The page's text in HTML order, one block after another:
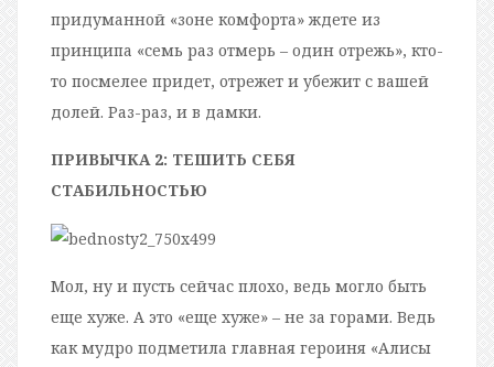
придуманной «зоне комфорта» ждете из
принципа «семь раз отмерь – один отрежь», кто-
то посмелее придет, отрежет и убежит с вашей
долей. Раз-раз, и в дамки.
ПРИВЫЧКА 2: ТЕШИТЬ СЕБЯ
СТАБИЛЬНОСТЬЮ
Мол, ну и пусть сейчас плохо, ведь могло быть
еще хуже. А это «еще хуже» – не за горами. Ведь
как мудро подметила главная героиня «Алисы